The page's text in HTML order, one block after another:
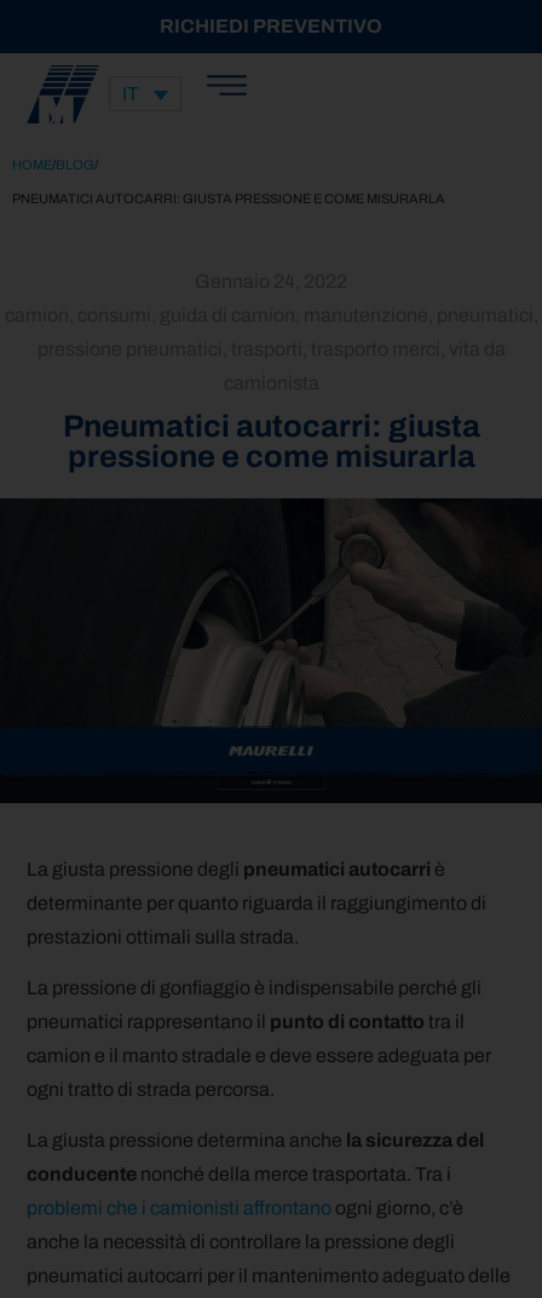
RICHIEDI PREVENTIVO
IT
HOME/BLOG/
PNEUMATICI AUTOCARRI: GIUSTA PRESSIONE E COME MISURARLA
Pneumatici autocarri: giusta
pressione e come misurarla
La giusta pressione degli pneumatici autocarri è
determinante per quanto riguarda il raggiungimento di
prestazioni ottimali sulla strada.
La pressione di gonfiaggio è indispensabile perché gli
pneumatici rappresentano il punto di contatto tra il
camion e il manto stradale e deve essere adeguata per
ogni tratto di strada percorsa.
La giusta pressione determina anche la sicurezza del
conducente nonché della merce trasportata. Tra i
problemi che i camionisti affrontano ogni giorno, c’è
anche la necessità di controllare la pressione degli
pneumatici autocarri per il mantenimento adeguato delle